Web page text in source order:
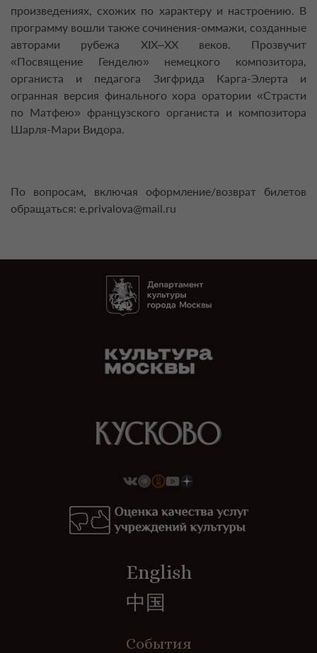
произведениях, схожих по характеру и настроению. В
программу вошли также сочинения-оммажи, созданные
авторами рубежа XIX–XX веков. Прозвучит
«Посвящение Генделю» немецкого композитора,
органиста и педагога Зигфрида Карга-Элерта и
огранная версия финального хора оратории «Страсти
по Матфею» французского органиста и композитора
Шарля-Мари Видора.
По вопросам, включая оформление/возврат билетов
обращаться: e.privalova@mail.ru
English
中国
События